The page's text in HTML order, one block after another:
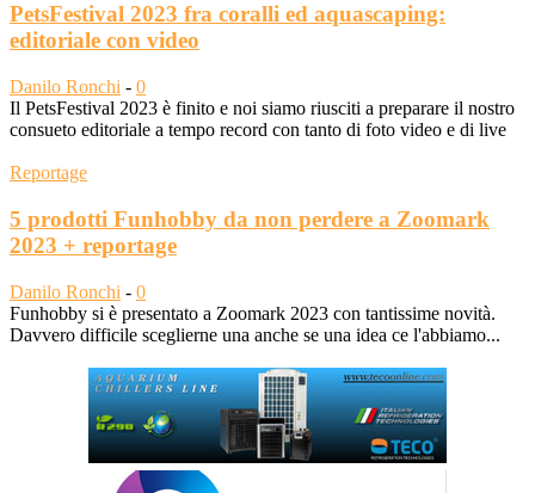
PetsFestival 2023 fra coralli ed aquascaping:
editoriale con video
Danilo Ronchi - 0
Il PetsFestival 2023 è finito e noi siamo riusciti a preparare il nostro
consueto editoriale a tempo record con tanto di foto video e di live
Reportage
5 prodotti Funhobby da non perdere a Zoomark
2023 + reportage
Danilo Ronchi - 0
Funhobby si è presentato a Zoomark 2023 con tantissime novità.
Davvero difficile sceglierne una anche se una idea ce l'abbiamo...